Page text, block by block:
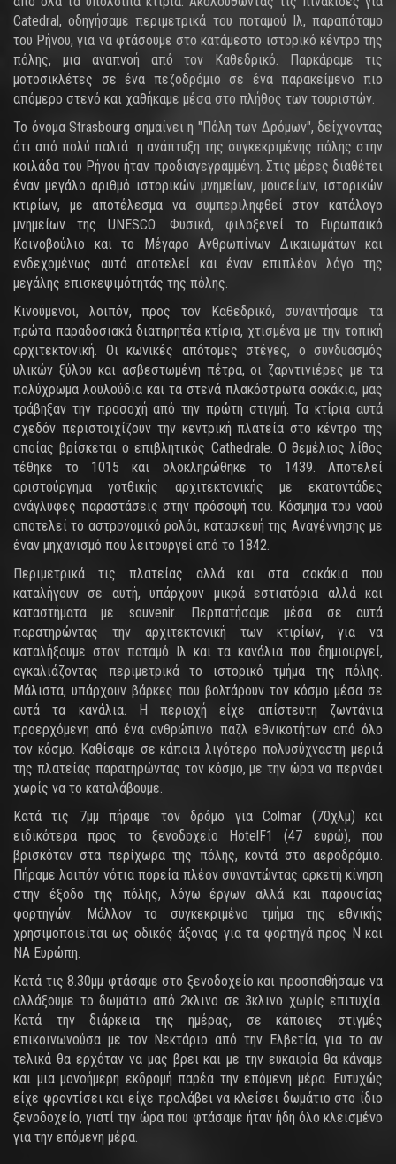
Catedral, οδηγήσαμε περιμετρικά του ποταμού Ιλ, παραπόταμο
του Ρήνου, για να φτάσουμε στο κατάμεστο ιστορικό κέντρο της
πόλης, μια αναπνοή από τον Καθεδρικό. Παρκάραμε τις
μοτοσικλέτες σε ένα πεζοδρόμιο σε ένα παρακείμενο πιο
απόμερο στενό και χαθήκαμε μέσα στο πλήθος των τουριστών.
Το όνομα Strasbourg σημαίνει η "Πόλη των Δρόμων", δείχνοντας
ότι από πολύ παλιά η ανάπτυξη της συγκεκριμένης πόλης στην
κοιλάδα του Ρήνου ήταν προδιαγεγραμμένη. Στις μέρες διαθέτει
έναν μεγάλο αριθμό ιστορικών μνημείων, μουσείων, ιστορικών
κτιρίων, με αποτέλεσμα να συμπεριληφθεί στον κατάλογο
μνημείων της UNESCO. Φυσικά, φιλοξενεί το Ευρωπαικό
Κοινοβούλιο και το Μέγαρο Ανθρωπίνων Δικαιωμάτων και
ενδεχομένως αυτό αποτελεί και έναν επιπλέον λόγο της
μεγάλης επισκεψιμότητάς της πόλης.
Κινούμενοι, λοιπόν, προς τον Καθεδρικό, συναντήσαμε τα
πρώτα παραδοσιακά διατηρητέα κτίρια, χτισμένα με την τοπική
αρχιτεκτονική. Οι κωνικές απότομες στέγες, ο συνδυασμός
υλικών ξύλου και ασβεστωμένη πέτρα, οι ζαρντινιέρες με τα
πολύχρωμα λουλούδια και τα στενά πλακόστρωτα σοκάκια, μας
τράβηξαν την προσοχή από την πρώτη στιγμή. Τα κτίρια αυτά
σχεδόν περιστοιχίζουν την κεντρική πλατεία στο κέντρο της
οποίας βρίσκεται ο επιβλητικός Cathedrale. Ο θεμέλιος λίθος
τέθηκε το 1015 και ολοκληρώθηκε το 1439. Αποτελεί
αριστούργημα γοτθικής αρχιτεκτονικής με εκατοντάδες
ανάγλυφες παραστάσεις στην πρόσοψή του. Κόσμημα του ναού
αποτελεί το αστρονομικό ρολόι, κατασκευή της Αναγέννησης με
έναν μηχανισμό που λειτουργεί από το 1842.
Περιμετρικά τις πλατείας αλλά και στα σοκάκια που
καταλήγουν σε αυτή, υπάρχουν μικρά εστιατόρια αλλά και
καταστήματα με souvenir. Περπατήσαμε μέσα σε αυτά
παρατηρώντας την αρχιτεκτονική των κτιρίων, για να
καταλήξουμε στον ποταμό Ιλ και τα κανάλια που δημιουργεί,
αγκαλιάζοντας περιμετρικά το ιστορικό τμήμα της πόλης.
Μάλιστα, υπάρχουν βάρκες που βολτάρουν τον κόσμο μέσα σε
αυτά τα κανάλια. Η περιοχή είχε απίστευτη ζωντάνια
προερχόμενη από ένα ανθρώπινο παζλ εθνικοτήτων από όλο
τον κόσμο. Καθίσαμε σε κάποια λιγότερο πολυσύχναστη μεριά
της πλατείας παρατηρώντας τον κόσμο, με την ώρα να περνάει
χωρίς να το καταλάβουμε.
Κατά τις 7μμ πήραμε τον δρόμο για Colmar (70χλμ) και
ειδικότερα προς το ξενοδοχείο HotelF1 (47 ευρώ), που
βρισκόταν στα περίχωρα της πόλης, κοντά στο αεροδρόμιο.
Πήραμε λοιπόν νότια πορεία πλέον συναντώντας αρκετή κίνηση
στην έξοδο της πόλης, λόγω έργων αλλά και παρουσίας
φορτηγών. Μάλλον το συγκεκριμένο τμήμα της εθνικής
χρησιμοποιείται ως οδικός άξονας για τα φορτηγά προς Ν και
ΝΑ Ευρώπη.
Κατά τις 8.30μμ φτάσαμε στο ξενοδοχείο και προσπαθήσαμε να
αλλάξουμε το δωμάτιο από 2κλινο σε 3κλινο χωρίς επιτυχία.
Κατά την διάρκεια της ημέρας, σε κάποιες στιγμές
επικοινωνούσα με τον Νεκτάριο από την Ελβετία, για το αν
τελικά θα ερχόταν να μας βρει και με την ευκαιρία θα κάναμε
και μια μονοήμερη εκδρομή παρέα την επόμενη μέρα. Ευτυχώς
είχε φροντίσει και είχε προλάβει να κλείσει δωμάτιο στο ίδιο
ξενοδοχείο, γιατί την ώρα που φτάσαμε ήταν ήδη όλο κλεισμένο
για την επόμενη μέρα.